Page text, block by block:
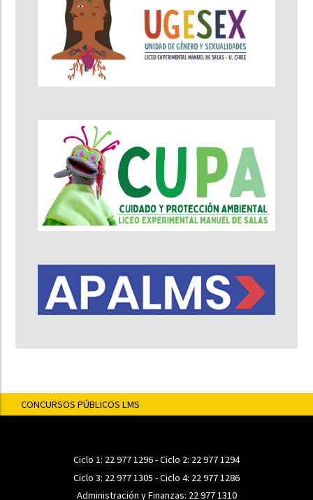
CONCURSOS PÚBLICOS LMS
Ciclo 1: 22 977 1296- Ciclo 2: 22 977 1294
Ciclo 3: 22 977 1305 - Ciclo 4: 22 977 1286
Administración y Finanzas: 22 977 1310